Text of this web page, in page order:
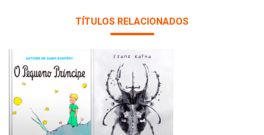
TÍTULOS RELACIONADOS